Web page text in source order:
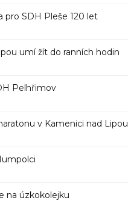
pro SDH Pleše 120 let
umí žít do ranních hodin
Pelhřimov
v Kamenici nad Lipou
na úzkokolejku